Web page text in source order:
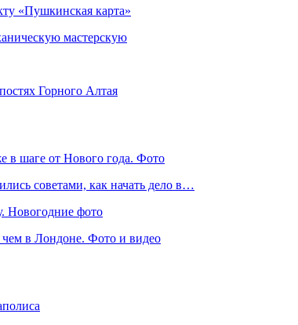
«Пушкинская карта»
мастерскую
Горного Алтая
в шаге от Нового года. Фото
советами, как начать дело в…
Новогодние фото
чем в Лондоне. Фото и видео